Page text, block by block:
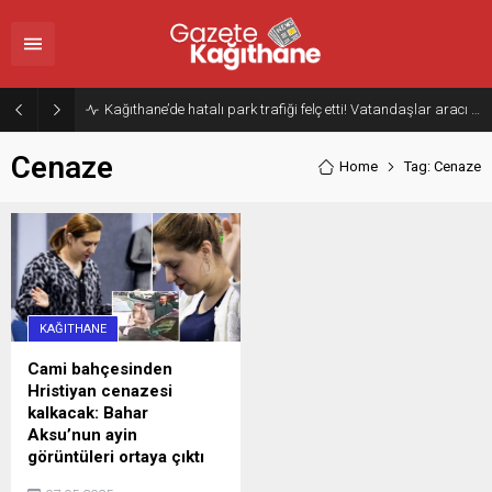
Cenaze Home Tag: Cenaze
KAĞITHANE
Cami bahçesinden
Hristiyan cenazesi
kalkacak: Bahar
Aksu’nun ayin
görüntüleri ortaya çıktı